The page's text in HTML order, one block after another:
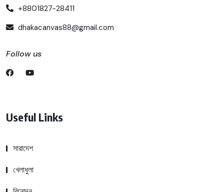
+8801827-28411
dhakacanvas88@gmail.com
Follow us
Useful Links
সারাদেশ
খেলাধুলা